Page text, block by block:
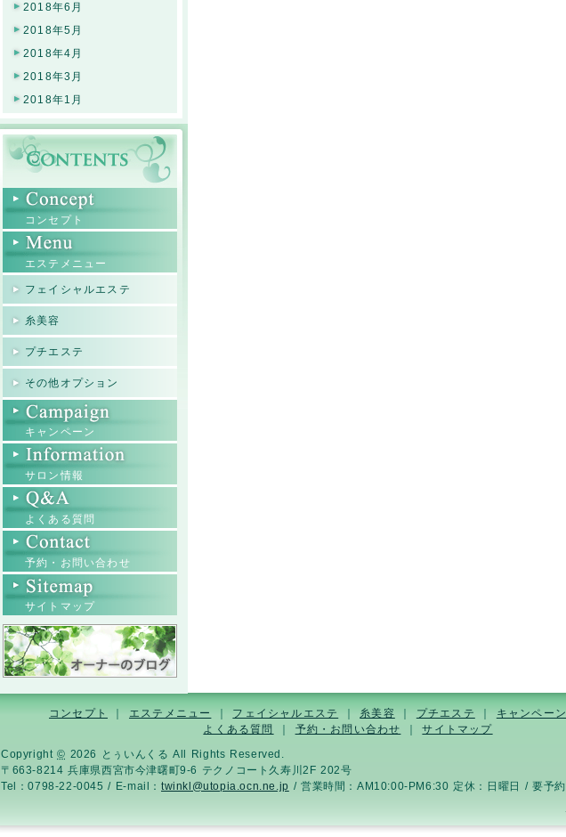
2018年6月
2018年5月
2018年4月
2018年3月
2018年1月
コンセプト
エステメニュー
フェイシャルエステ
糸美容
プチエステ
その他オプション
キャンペーン
サロン情報
よくある質問
予約・お問い合わせ
サイトマップ
コンセプト エステメニュー フェイシャルエステ 糸美容 プチエステ キャンペーン
よくある質問
予約・お問い合わせ ｜サイトマップ
Copyright© 2026 とぅいんくる All Rights Reserved.
〒663-8214 兵庫県西宮市今津曙町9-6 テクノコート久寿川2F 202号
Tel：0798-22-0045 / E-mail： twinkl@utopia.ocn.ne.jp / 営業時間：AM10:00-PM6:30 定休：日曜日 / 要予約